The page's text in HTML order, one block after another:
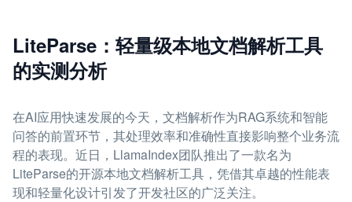
LiteParse：轻量级本地文档解析工具
的实测分析
在AI应用快速发展的今天，文档解析作为RAG系统和智能
问答的前置环节，其处理效率和准确性直接影响整个业务流
程的表现。近日，LlamaIndex团队推出了一款名为
LiteParse的开源本地文档解析工具，凭借其卓越的性能表
现和轻量化设计引发了开发社区的广泛关注。